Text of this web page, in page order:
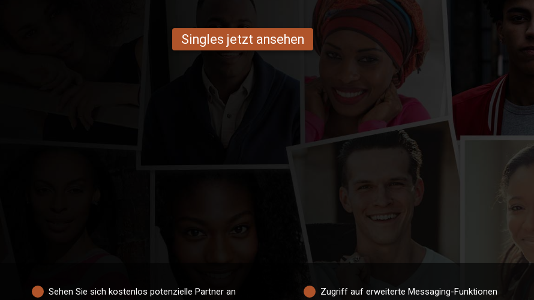
Singles jetzt ansehen
Sehen Sie sich kostenlos potenzielle Partner an Zugriff auf erweiterte Messaging-Funktionen